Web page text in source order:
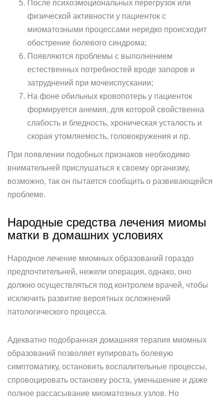
После психоэмоциональных перегрузок или
физической активности у пациенток с
миоматозными процессами нередко происходит
обострение болевого синдрома;
Появляются проблемы с выполнением
естественных потребностей вроде запоров и
затруднений при мочеиспускании;
На фоне обильных кровопотерь у пациенток
формируется анемия, для которой свойственна
слабость и бледность, хроническая усталость и
скорая утомляемость, головокружения и пр.
При появлении подобных признаков необходимо
внимательней прислушаться к своему организму,
возможно, так он пытается сообщить о развивающейся
проблеме.
Народные средства лечения миомы
матки в домашних условиях
Народное лечение миомных образований гораздо
предпочтительней, нежели операция, однако, оно
должно осуществляться под контролем врачей, чтобы
исключить развитие вероятных осложнений
патологического процесса.
Адекватно подобранная домашняя терапия миомных
образований позволяет купировать болевую
симптоматику, остановить воспалительные процессы,
спровоцировать остановку роста, уменьшение и даже
полное рассасывание миоматозных узлов. Но